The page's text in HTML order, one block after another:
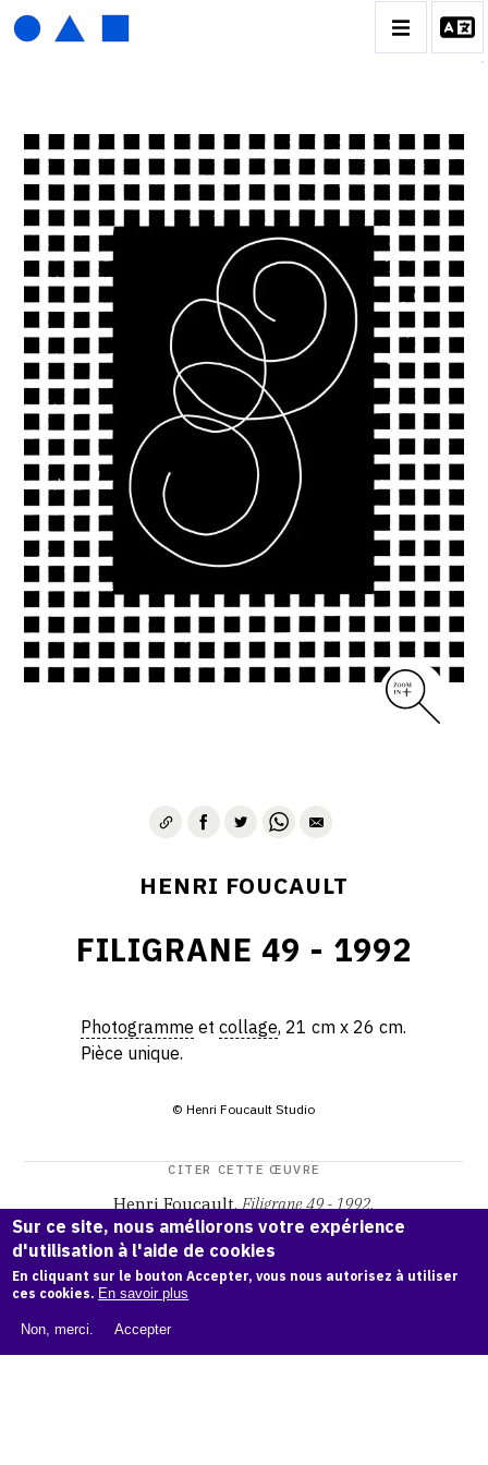
HENRI FOUCAULT
BIOGRAPHIE
CATALOGUE DES OEUVRES
01_SCULPTURE
02_PHOTOGRAPHIQUE
03_COLLAGES
04_DESSINS
05_MONOTYPE
06_ARCHIVES
CONTACT
HENRI FOUCAULT
FILIGRANE 49 - 1992
Photogramme etcollage, 21 cm x 26 cm.
Pièce unique.
© Henri Foucault Studio
CITER CETTE ŒUVRE
Henri Foucault, Filigrane 49 - 1992.
Catalogue raisonné Henri Foucault, OAM.ark:38997/o193
04
COPIER LA CITATION
Sur ce site, nous améliorons votre expérience
d'utilisation à l'aide de cookies
En cliquant sur le bouton Accepter, vous nous autorisez à utiliser
ces cookies. En savoir plus
Non, merci. Accepter